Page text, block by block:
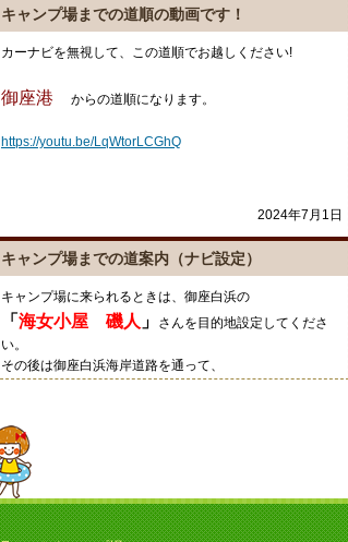
キャンプ場までの道順の動画です！
カーナビを無視して、この道順でお越しください!
御座港 からの道順になります。
https://youtu.be/LqWtorLCGhQ
2024年7月1日
キャンプ場までの道案内（ナビ設定）
キャンプ場に来られるときは、御座白浜の
「 海女小屋 磯人 」
さんを目的地設定してくださ
い。
その後は御座白浜海岸道路を通って、
グーグルマップやカーナビ等では、細い道を案内されま
すのでご注意ください。
キャンプにいい季節ですね！